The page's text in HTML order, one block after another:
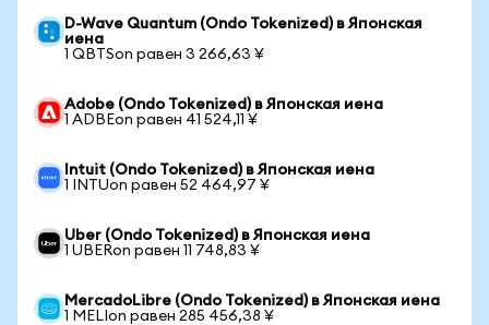
D-Wave Quantum (Ondo Tokenized) в Японская
иена
1 QBTSon равен 3 266,63 ¥
Adobe (Ondo Tokenized) в Японская иена
1 ADBEon равен 41 524,11 ¥
Intuit (Ondo Tokenized) в Японская иена
1 INTUon равен 52 464,97 ¥
Uber (Ondo Tokenized) в Японская иена
1 UBERon равен 11 748,83 ¥
MercadoLibre (Ondo Tokenized) в Японская иена
1 MELIon равен 285 456,38 ¥